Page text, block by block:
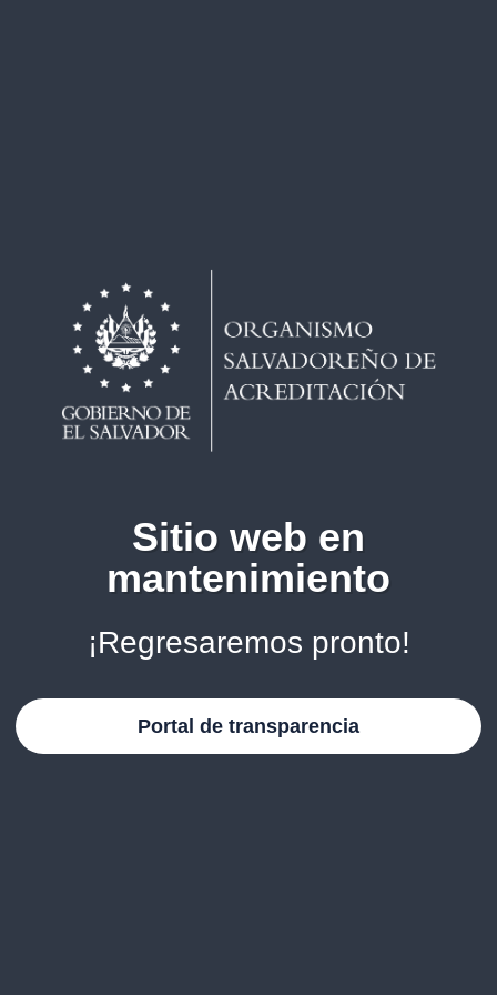
Sitio web en
mantenimiento
¡Regresaremos pronto!
Portal de transparencia